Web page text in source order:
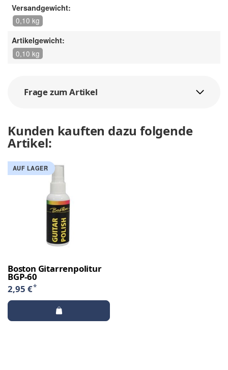
Versandgewicht:
0,10 kg
Artikelgewicht:
0,10 kg
Frage zum Artikel
Kunden kauften dazu folgende
Artikel:
AUF LAGER
Boston Gitarrenpolitur
BGP-60
2,95 €*